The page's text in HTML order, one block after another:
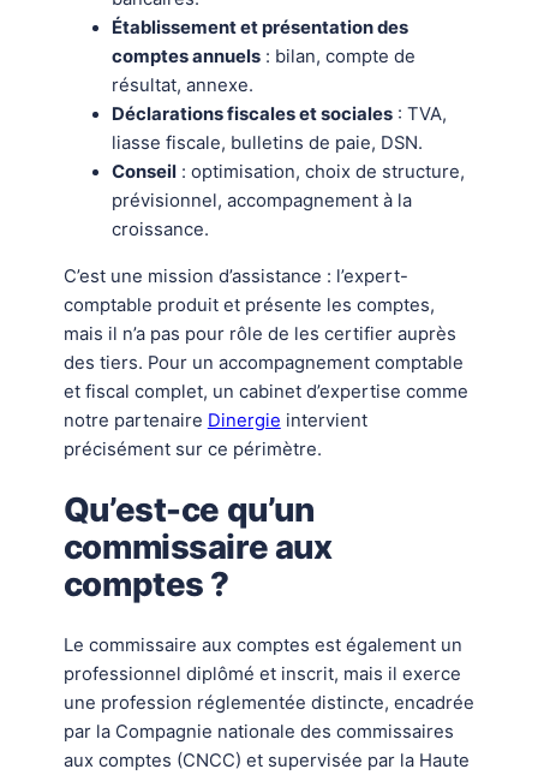
Établissement et présentation des
comptes annuels: bilan, compte de
résultat, annexe.
Déclarations fiscales et sociales: TVA,
liasse fiscale, bulletins de paie, DSN.
Conseil: optimisation, choix de structure,
prévisionnel, accompagnement à la
croissance.
C’est une mission d’assistance : l’expert-
comptable produit et présente les comptes,
mais il n’a pas pour rôle de les certifier auprès
des tiers. Pour un accompagnement comptable
et fiscal complet, un cabinet d’expertise comme
notre partenaire Dinergie intervient
précisément sur ce périmètre.
Qu’est-ce qu’un
commissaire aux
comptes ?
Le commissaire aux comptes est également un
professionnel diplômé et inscrit, mais il exerce
une profession réglementée distincte, encadrée
par la Compagnie nationale des commissaires
aux comptes (CNCC) et supervisée par la Haute